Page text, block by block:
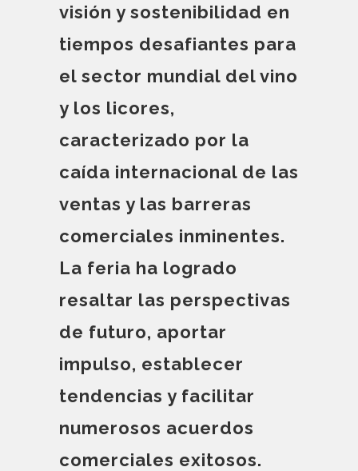
visión y sostenibilidad en
tiempos desafiantes para
el sector mundial del vino
y los licores,
caracterizado por la
caída internacional de las
ventas y las barreras
comerciales inminentes.
La feria ha logrado
resaltar las perspectivas
de futuro, aportar
impulso, establecer
tendencias y facilitar
numerosos acuerdos
comerciales exitosos.